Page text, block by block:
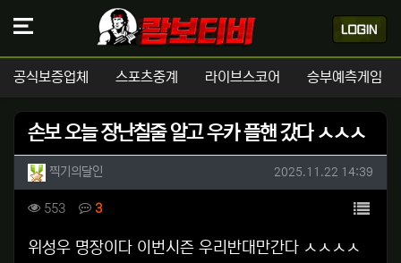
공식보증업체 스포츠중계 라이브스코어 승부예측게임
손보 오늘 장난칠줄 알고 우카 플핸 갔다 ㅅㅅㅅ
작성자 정보
찍기의달인 작성일
2025.11.22 14:39
컨텐츠 정보
553조회 3댓글 목록
본문
위성우 명장이다 이번시즌 우리반대만간다 ㅅㅅㅅㅅ